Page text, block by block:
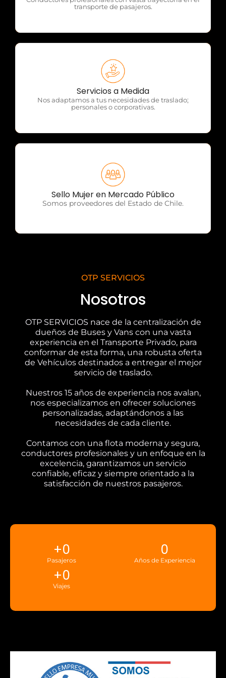
transporte de pasajeros.
Servicios a Medida
Nos adaptamos a tus necesidades de traslado;
personales o corporativas.
OTP Servicios
Sello Mujer en Mercado Público
Somos proveedores del Estado de Chile.
OTP Servicios
OTP SERVICIOS
Nosotros
OTP SERVICIOS nace de la centralización de
dueños de Buses y Vans con una vasta
experiencia en el Transporte Privado, para
conformar de esta forma, una robusta oferta
de Vehículos destinados a entregar el mejor
servicio de traslado.
Nuestros 15 años de experiencia nos avalan,
nos especializamos en ofrecer soluciones
personalizadas, adaptándonos a las
necesidades de cada cliente.
Contamos con una flota moderna y segura,
conductores profesionales y un enfoque en la
excelencia, garantizamos un servicio
confiable, eficaz y siempre orientado a la
satisfacción de nuestros pasajeros.
Pasajeros
+0
Años de Experiencia
0
Viajes
+0